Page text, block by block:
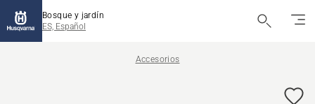
Bosque y jardín
ES, Español
Accesorios